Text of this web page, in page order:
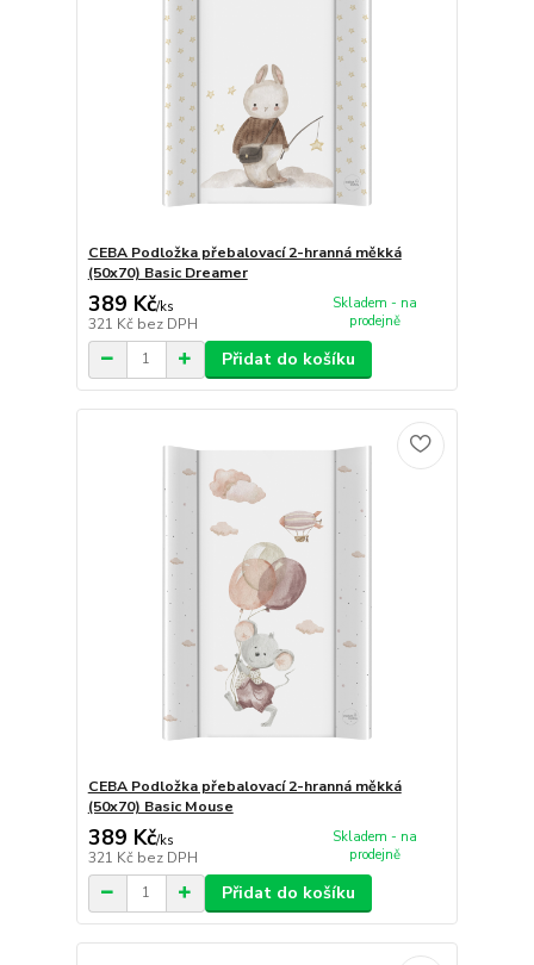
CEBA Podložka přebalovací 2-hranná měkká
(50x70) Basic Dreamer
389 Kč/ks
321 Kč bez DPH
Skladem - na
prodejně
Přidat do košíku
CEBA Podložka přebalovací 2-hranná měkká
(50x70) Basic Mouse
389 Kč/ks
321 Kč bez DPH
Skladem - na
prodejně
Přidat do košíku